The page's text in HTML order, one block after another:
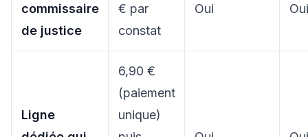
commissaire
de justice
€ par
constat
Oui Oui
Ligne
6,90 €
(paiement
unique)